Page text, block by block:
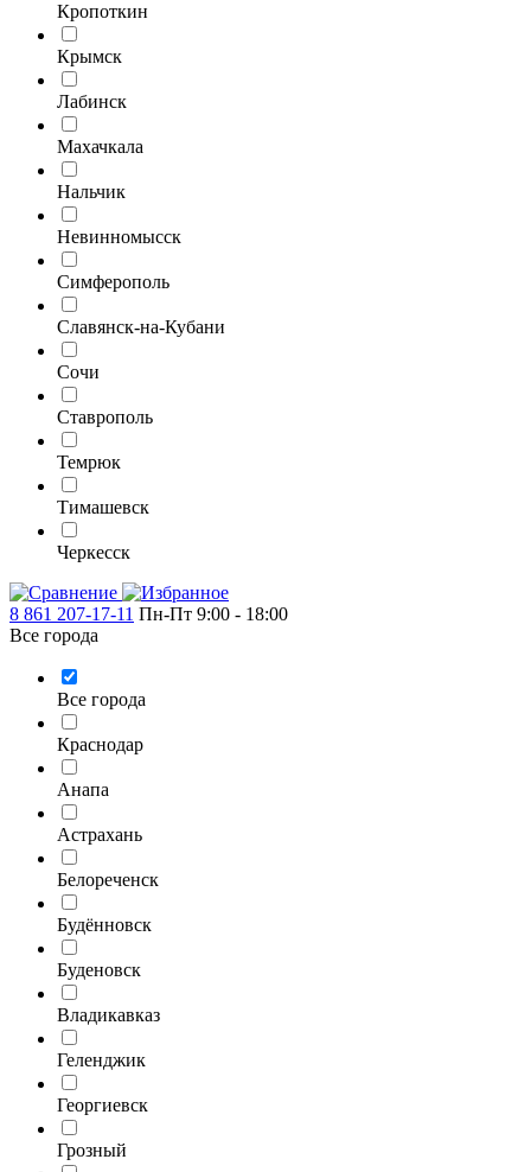
Кропоткин
Крымск
Лабинск
Махачкала
Нальчик
Невинномысск
Симферополь
Славянск-на-Кубани
Сочи
Ставрополь
Темрюк
Тимашевск
Черкесск
8 861 207-17-11 Пн-Пт 9:00 - 18:00
Все города
Все города
Краснодар
Анапа
Астрахань
Белореченск
Будённовск
Буденовск
Владикавказ
Геленджик
Георгиевск
Грозный